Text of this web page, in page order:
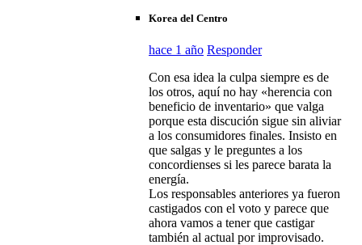
Korea del Centro
hace 1 año Responder
Con esa idea la culpa siempre es de
los otros, aquí no hay «herencia con
beneficio de inventario» que valga
porque esta discución sigue sin aliviar
a los consumidores finales. Insisto en
que salgas y le preguntes a los
concordienses si les parece barata la
energía.
Los responsables anteriores ya fueron
castigados con el voto y parece que
ahora vamos a tener que castigar
también al actual por improvisado.